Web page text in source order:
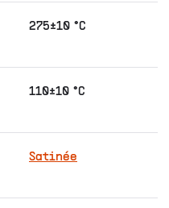
275±10 °C
110±10 °C
Satinée